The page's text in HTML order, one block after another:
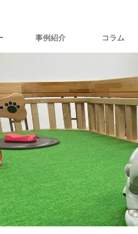
テレワ
事例紹介 コラム